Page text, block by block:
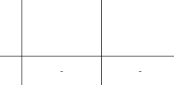
- -